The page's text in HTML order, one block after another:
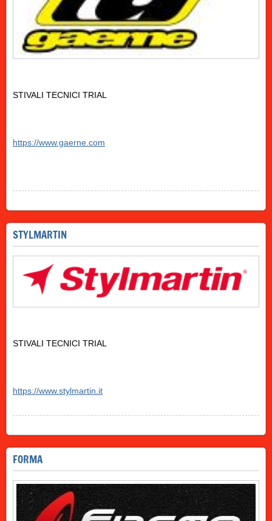
STIVALI TECNICI TRIAL
https://www.gaerne.com
STYLMARTIN
STIVALI TECNICI TRIAL
https://www.stylmartin.it
FORMA